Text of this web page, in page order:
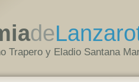
de
Trapero y Eladio Santana